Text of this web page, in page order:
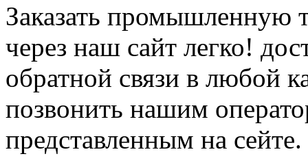
Заказать промышленную
через наш сайт легко!
обратной связи в любой
позвонить нашим
представленным на сейте.